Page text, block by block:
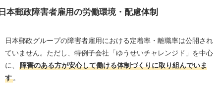
本郵政障害者雇用の労働環境・配慮体制
日本郵政グループの障害者雇用における定着率・離職率は公開され
ていません。ただし、特例子会社「ゆうせいチャレンジド」を中心
に、
障害のある方が安心して働ける体制づくりに取り組んでいま
す。